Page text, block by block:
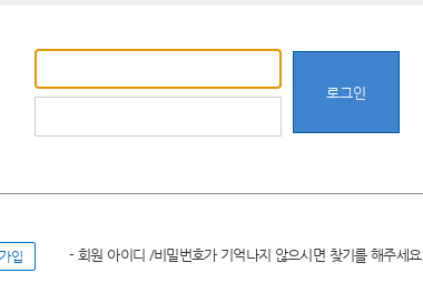
로그인
- 회원 아이디 /비밀번호가 기억나지 않으시면 찾기를 해주세요.